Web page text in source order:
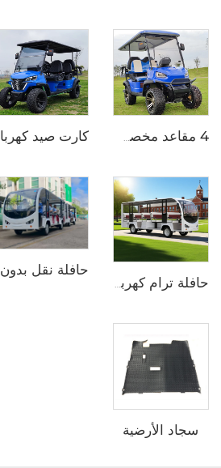
حافلة ترام كهربائية خالصة تعمل بالبطارية الليثيوم بسعة 14 مقعدًا وجهد 72 فولت تُستخدم في الحدائق الحيوانية طراز LS6148K
سجاد الأرضية